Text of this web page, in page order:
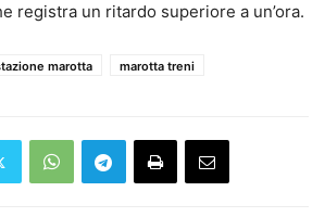
registra un ritardo superiore a un’ora.
marotta marotta treni